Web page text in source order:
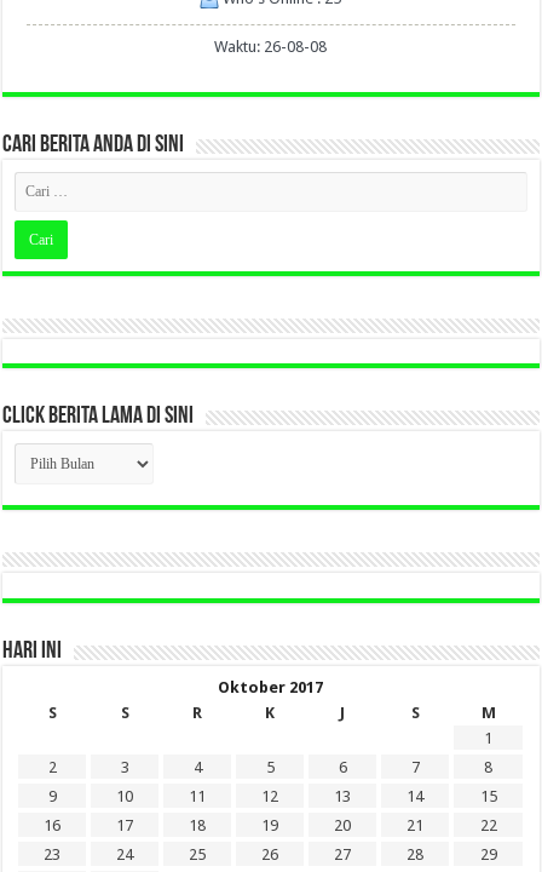
Waktu: 26-08-08
CARI BERITA ANDA DI SINI
CLICK BERITA LAMA DI SINI
CLICK
BERITA
LAMA
DI
HARI INI
Oktober 2017
S
S R K J S
M
1
2
3 4 5 6 7
8
9
10 11 12 13 14
15
16
17 18 19 20 21
22
23
24 25 26 27 28
29